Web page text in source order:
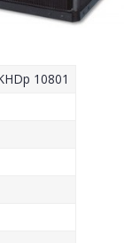
10801